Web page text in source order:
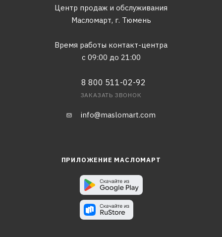
Центр продаж и обслуживания
Масломарт, г. Тюмень
Время работы контакт-центра
с 09:00 до 21:00
8 800 511-02-92
ЗАКАЗАТЬ ЗВОНОК
info@maslomart.com
ПРИЛОЖЕНИЕ МАСЛОМАРТ